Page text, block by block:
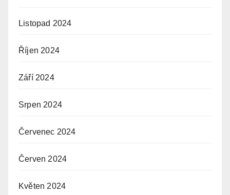
Listopad 2024
Říjen 2024
Září 2024
Srpen 2024
Červenec 2024
Červen 2024
Květen 2024